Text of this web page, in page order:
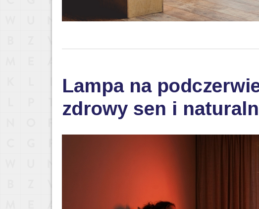
Lampa na
zdrowy sen i